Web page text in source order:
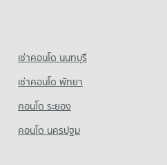
เช่าคอนโด นนทบุรี
เช่าคอนโด พัทยา
คอนโด ระยอง
คอนโด นครปฐม